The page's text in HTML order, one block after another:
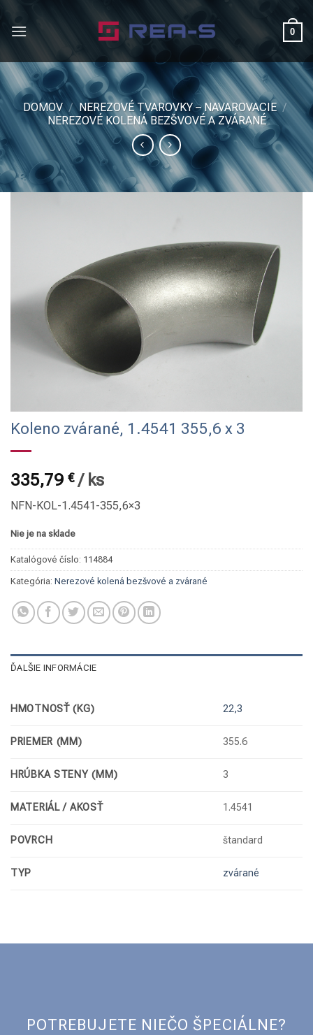
0
DOMOV / NEREZOVÉ TVAROVKY – NAVAROVACIE /
NEREZOVÉ KOLENÁ BEZŠVOVÉ A ZVÁRANÉ
Koleno zvárané, 1.4541 355,6 x 3
335,79 €/ ks
NFN-KOL-1.4541-355,6×3
Nie je na sklade
Katalógové číslo: 114884
Kategória: Nerezové kolená bezšvové a zvárané
ĎALŠIE INFORMÁCIE
HMOTNOSŤ (KG) 22,3
PRIEMER (MM) 355.6
HRÚBKA STENY (MM) 3
MATERIÁL / AKOSŤ 1.4541
POVRCH štandard
TYP zvárané
POTREBUJETE NIEČO ŠPECIÁLNE?